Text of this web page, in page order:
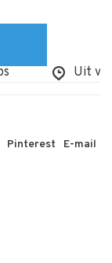
Uit
Pinterest E-mail